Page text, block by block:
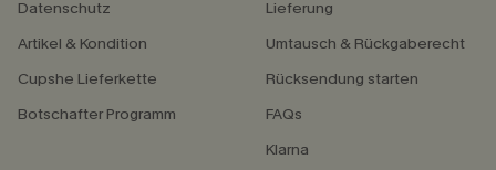
Datenschutz
Artikel & Kondition
Cupshe Lieferkette
Botschafter Programm
Lieferung
Umtausch & Rückgaberecht
Rücksendung starten
FAQs
Klarna